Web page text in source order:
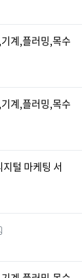
계,플러밍,목수
계,플러밍,목수
털 마케팅 서